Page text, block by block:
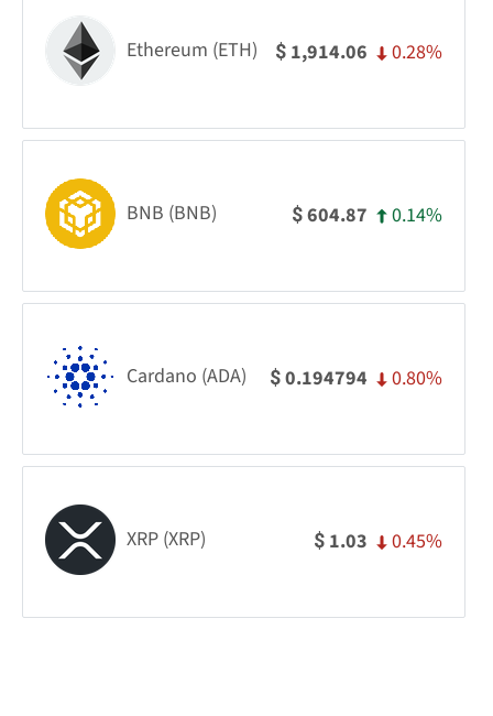
Ethereum (ETH) $ 1,914.06 0.28%
BNB (BNB) $604.87 0.14%
Cardano (ADA) $0.194794 0.80%
XRP (XRP) $ 1.03 0.45%